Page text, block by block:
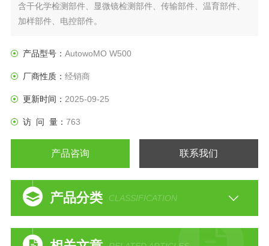
含干化学检测部件、显微镜检测部件、传输部件、温育部件、
加样部件、电控部件。
产品型号： AutowoMO W500
厂商性质： 经销商
更新时间： 2025-09-25
访 问 量： 763
产品咨询 联系我们
产品分类 CLASSIFICATION